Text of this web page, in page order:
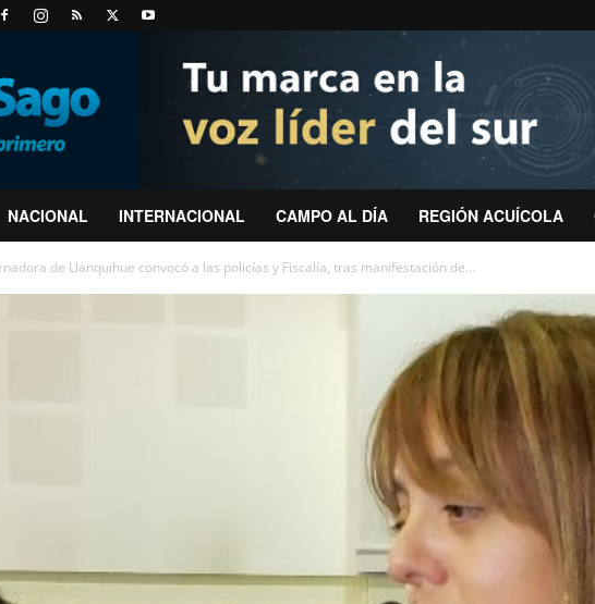
NACIONAL INTERNACIONAL CAMPO AL DÍA REGIÓN ACUÍCOLA
de Llanquihue convocó a las policías y Fiscalía, tras manifestación de...